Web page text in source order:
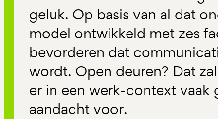
geluk. Op basis van al dat
model ontwikkeld met zes
bevorderen dat
wordt. Open deuren? Dat
er in een werk-context vaak
aandacht voor.